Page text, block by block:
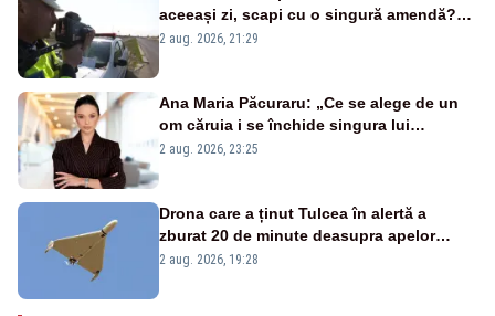
aceeași zi, scapi cu o singură amendă?
Ce spune legea
2 aug. 2026, 21:29
Ana Maria Păcuraru: „Ce se alege de un
om căruia i se închide singura lui
portiță?”
2 aug. 2026, 23:25
Drona care a ținut Tulcea în alertă a
zburat 20 de minute deasupra apelor
României. Au fost ridicate două F-16
2 aug. 2026, 19:28